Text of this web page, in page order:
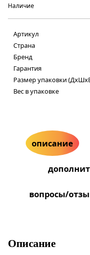
Наличие
Артикул
Страна
Бренд
Гарантия
Размер упаковки
Вес в упаковке
описание
вопросы/
Описание